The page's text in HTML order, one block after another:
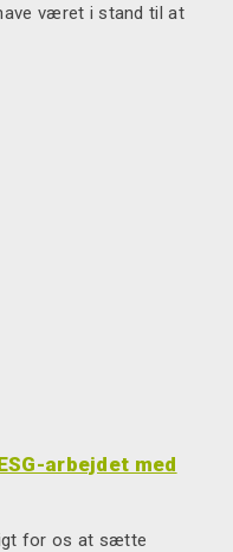
været i stand til at
arbejdet med
for os at sætte